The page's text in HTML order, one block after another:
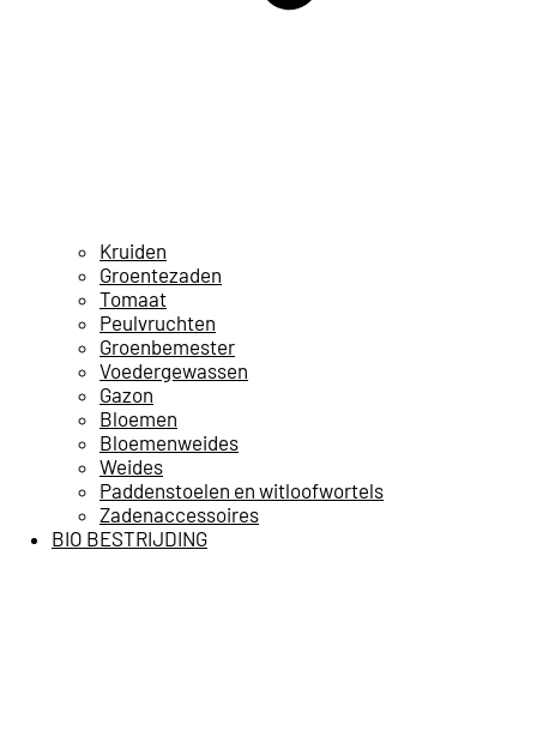
Kruiden
Groentezaden
Tomaat
Peulvruchten
Groenbemester
Voedergewassen
Gazon
Bloemen
Bloemenweides
Weides
Paddenstoelen en witloofwortels
Zadenaccessoires
BIO BESTRIJDING